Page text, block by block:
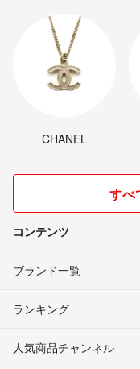
CHANEL
すべ
コンテンツ
ブランド一覧
ランキング
人気商品チャンネル